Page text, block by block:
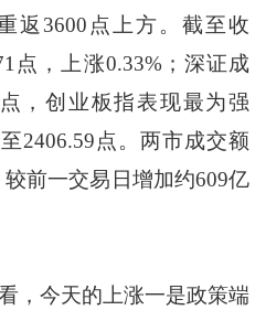
返3600点上方。截至收
点，上涨0.33%；深证成
，创业板指表现最为强
2406.59点。两市成交额
前一交易日增加约609亿
今天的上涨一是政策端